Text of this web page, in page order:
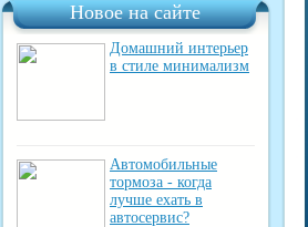
Новое на сайте
Домашний интерьер
в стиле минимализм
Автомобильные
тормоза - когда
лучше ехать в
автосервис?